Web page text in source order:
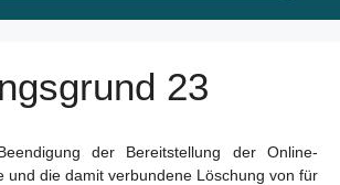
23
der Bereitstellung der Online-
und die damit verbundene Löschung von für